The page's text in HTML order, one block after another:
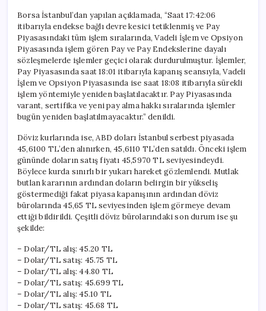
Borsa İstanbul’dan yapılan açıklamada, “Saat 17:42:06
itibarıyla endekse bağlı devre kesici tetiklenmiş ve Pay
Piyasasındaki tüm işlem sıralarında, Vadeli İşlem ve Opsiyon
Piyasasında işlem gören Pay ve Pay Endekslerine dayalı
sözleşmelerde işlemler geçici olarak durdurulmuştur. İşlemler,
Pay Piyasasında saat 18:01 itibarıyla kapanış seansıyla, Vadeli
İşlem ve Opsiyon Piyasasında ise saat 18:08 itibarıyla sürekli
işlem yöntemiyle yeniden başlatılacaktır. Pay Piyasasında
varant, sertifika ve yeni pay alma hakkı sıralarında işlemler
bugün yeniden başlatılmayacaktır.” denildi.
Döviz kurlarında ise, ABD doları İstanbul serbest piyasada
45,6100 TL’den alınırken, 45,6110 TL’den satıldı. Önceki işlem
gününde doların satış fiyatı 45,5970 TL seviyesindeydi.
Böylece kurda sınırlı bir yukarı hareket gözlemlendi. Mutlak
butlan kararının ardından doların belirgin bir yükseliş
göstermediği fakat piyasa kapanışının ardından döviz
bürolarında 45,65 TL seviyesinden işlem görmeye devam
ettiği bildirildi. Çeşitli döviz bürolarındaki son durum ise şu
şekilde:
– Dolar/TL alış: 45.20 TL
– Dolar/TL satış: 45.75 TL
– Dolar/TL alış: 44.80 TL
– Dolar/TL satış: 45.699 TL
– Dolar/TL alış: 45.10 TL
– Dolar/TL satış: 45.68 TL